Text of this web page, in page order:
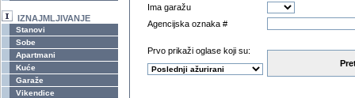
IZNAJMLJIVANJE
Stanovi
Sobe
Apartmani
Kuće
Garaže
Vikendice
Ima garažu
Agencijska oznaka #
Prvo prikaži oglase koji su: